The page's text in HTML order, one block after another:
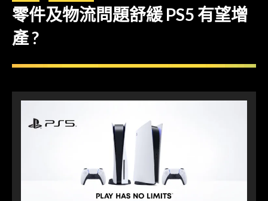
零件及物流問題舒緩 PS5 有望增
產 ?